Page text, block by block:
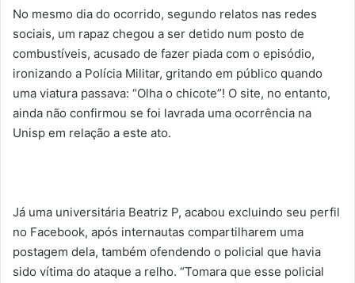
No mesmo dia do ocorrido, segundo relatos nas redes
sociais, um rapaz chegou a ser detido num posto de
combustíveis, acusado de fazer piada com o episódio,
ironizando a Polícia Militar, gritando em público quando
uma viatura passava: “Olha o chicote”! O site, no entanto,
ainda não confirmou se foi lavrada uma ocorrência na
Unisp em relação a este ato.
Já uma universitária Beatriz P, acabou excluindo seu perfil
no Facebook, após internautas compartilharem uma
postagem dela, também ofendendo o policial que havia
sido vítima do ataque a relho. “Tomara que esse policial